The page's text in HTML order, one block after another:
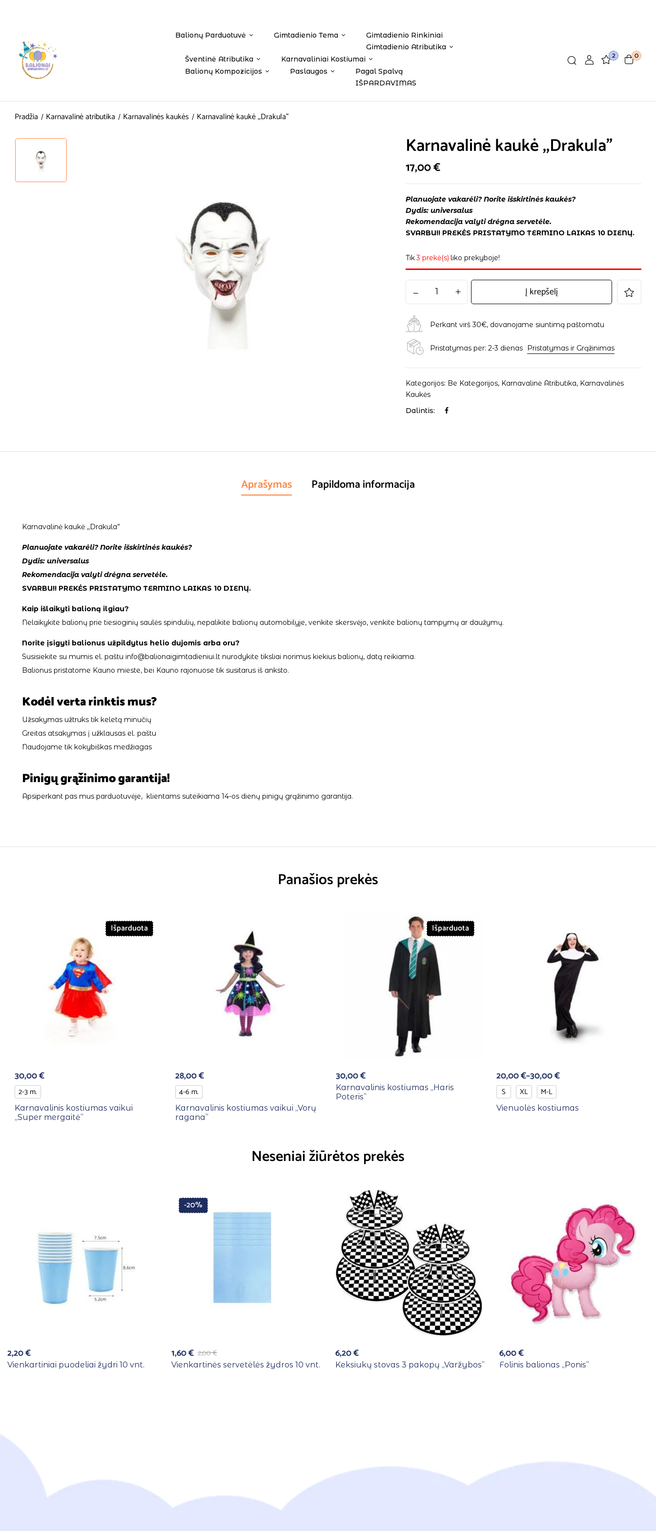
Balionų Parduotuvė Gimtadienio Tema
Gimtadienio Rinkiniai
Gimtadienio Atributika
Šventinė Atributika
Karnavaliniai Kostiumai
Balionų Kompozicijos
Paslaugos
Pagal Spalvą
IŠPARDAVIMAS
2 0
Pradžia Karnavalinė atributika Karnavalinės kaukės Karnavalinė kaukė ,,Drakula”
Karnavalinė kaukė ,,Drakula”
17,00€
Planuojate vakarėli? Norite išskirtinės kaukės?
Dydis: universalus
Rekomendacija valyti drėgna servetėle.
SVARBU!! PREKĖS PRISTATYMO TERMINO LAIKAS 10 DIENŲ.
Tik3 prekė(s) liko prekyboje!
Į krepšelį
Perkant virš 30€, dovanojame siuntimą paštomatu
Pristatymas per: 2-3 dienas Pristatymas ir Grąžinimas
Kategorijos: Be Kategorijos, Karnavalinė Atributika, Karnavalinės
Kaukės
Dalintis:
Aprašymas Papildoma informacija
Karnavalinė kaukė ,,Drakula”
Planuojate vakarėli? Norite išskirtinės kaukės?
Dydis: universalus
Rekomendacija valyti drėgna servetėle.
SVARBU!! PREKĖS PRISTATYMO TERMINO LAIKAS 10 DIENŲ.
Kaip išlaikyti balioną ilgiau?
Nelaikykite balionų prie tiesioginių saulės spindulių, nepalikite balionų automobilyje, venkite skersvėjo, venkite balionų tampymų ar daužymų.
Norite įsigyti balionus užpildytus helio dujomis arba oru?
Susisiekite su mumis el. paštu info@balionaigimtadieniui.lt nurodykite tiksliai norimus kiekius balionų, datą reikiama.
Balionus pristatome Kauno mieste, bei Kauno rajonuose tik susitarus iš anksto.
Kodėl verta rinktis mus?
Užsakymas užtruks tik keletą minučių
Greitas atsakymas į užklausas el. paštu
Naudojame tik kokybiškas medžiagas
Pinigų grąžinimo garantija!
Apsiperkant pas mus parduotuvėje, klientams suteikiama 14-os dienų pinigų grąžinimo garantija.
Panašios prekės
Išparduota
30,00€
2-3 m.
Karnavalinis kostiumas vaikui
,,Super mergaitė”
28,00€
4-6 m.
Karnavalinis kostiumas vaikui ,,Vorų
ragana”
Išparduota
30,00€
Karnavalinis kostiumas ,,Haris
Poteris”
20,00€–30,00€
S XL M-L
Vienuolės kostiumas
Neseniai žiūrėtos prekės
2,20€
Vienkartiniai puodeliai žydri 10 vnt.
-20%
2,00€
1,60€
Vienkartinės servetėlės žydros 10 vnt.
6,20€
Keksiukų stovas 3 pakopų ,,Varžybos”
6,00€
Folinis balionas ,,Ponis”